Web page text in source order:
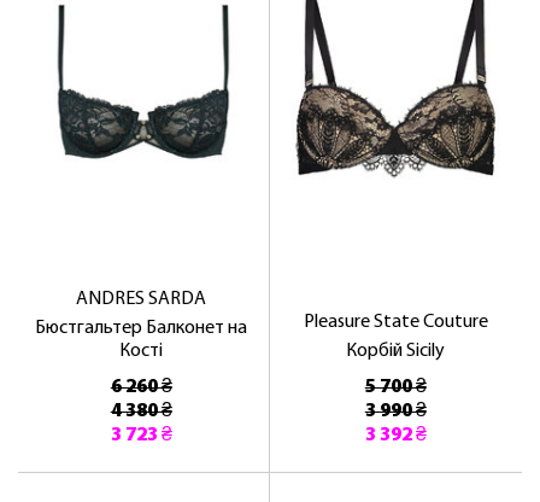
ANDRES SARDA
Бюстгальтер Балконет на
Кості
6 260 ₴
4 380 ₴
3 723 ₴
Pleasure State Couture
Корбій Sicily
5 700 ₴
3 990 ₴
3 392 ₴